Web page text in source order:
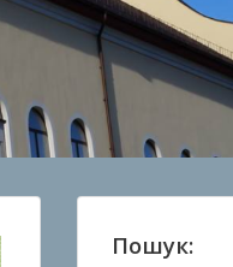
Пошук: